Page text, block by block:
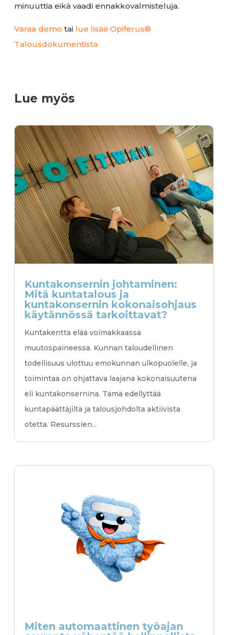
minuuttia eikä vaadi ennakkovalmisteluja.
Varaa demo tai lue lisää Opiferus®
Talousdokumentista
Lue myös
Kuntakonsernin johtaminen:
Mitä kuntatalous ja
kuntakonsernin kokonaisohjaus
käytännössä tarkoittavat?
Kuntakenttä elää voimakkaassa
muutospaineessa. Kunnan taloudellinen
todellisuus ulottuu emokunnan ulkopuolelle, ja
toimintaa on ohjattava laajana kokonaisuutena
eli kuntakonsernina. Tämä edellyttää
kuntapäättäjiltä ja talousjohdolta aktiivista
otetta. Resurssien...
Miten automaattinen työajan